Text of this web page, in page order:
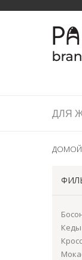
ДЛЯ
ДОМОЙ
Кеды